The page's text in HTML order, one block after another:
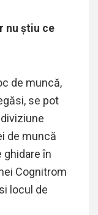
nu știu ce
de muncă,
se pot
de muncă
ghidare în
Cognitrom
locul de